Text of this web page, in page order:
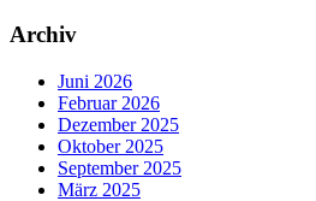
Archiv
Juni 2026
Februar 2026
Dezember 2025
Oktober 2025
September 2025
März 2025